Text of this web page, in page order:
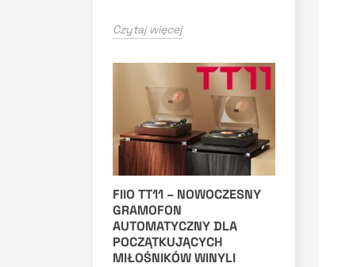
Czytaj więcej
FIIO TT11 – NOWOCZESNY
GRAMOFON
AUTOMATYCZNY DLA
POCZĄTKUJĄCYCH
MIŁOŚNIKÓW WINYLI